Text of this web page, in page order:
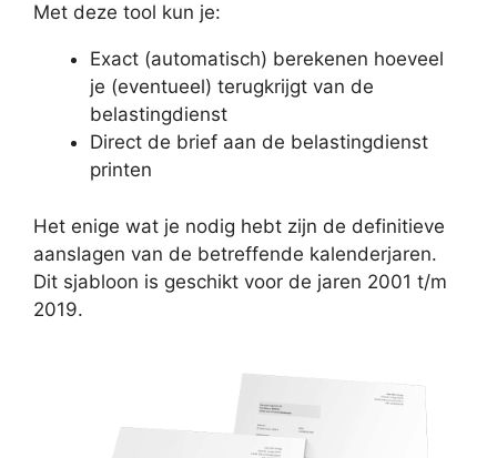
Met deze tool kun je:
Exact (automatisch) berekenen hoeveel
je (eventueel) terugkrijgt van de
belastingdienst
Direct de brief aan de belastingdienst
printen
Het enige wat je nodig hebt zijn de definitieve
aanslagen van de betreffende kalenderjaren.
Dit sjabloon is geschikt voor de jaren 2001 t/m
2019.